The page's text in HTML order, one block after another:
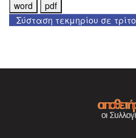
Σύσταση τεκμηρίου σε τρίτο